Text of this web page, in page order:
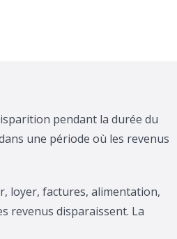
pendant la durée du
une période où les revenus
loyer, factures, alimentation,
revenus disparaissent. La